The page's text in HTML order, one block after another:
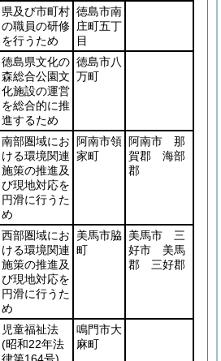
県及び市町村
の職員の研修
を行うため
徳島市南
庄町五丁
目
徳島県文化の
森総合公園文
化施設の運営
を総合的に推
進するため
徳島市八
万町
南部圏域にお
ける環境関連
施策の推進及
び現地対応を
円滑に行うた
め
阿南市領
家町
阿南市 那
賀郡 海部
郡
西部圏域にお
ける環境関連
施策の推進及
び現地対応を
円滑に行うた
め
美馬市脇
町
美馬市 三
好市 美馬
郡 三好郡
児童福祉法
(昭和22年法
鳴門市大
麻町